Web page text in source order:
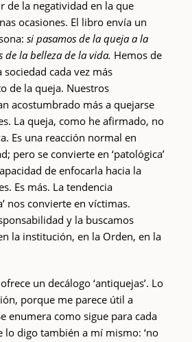
de la negatividad en la que
ocasiones. El libro envía un
si pasamos de la queja a la
la belleza de la vida. Hemos de
cada vez más
de la queja. Nuestros
acostumbrado más a quejarse
La queja, como he afirmado, no
Es una reacción normal en
pero se convierte en ‘patológica’
de enfocarla hacia la
Es más. La tendencia
nos convierte en víctimas.
y la buscamos
la institución, en la Orden, en la
un decálogo ‘antiquejas’. Lo
porque me parece útil a
enumera como sigue para cada
lo digo también a mí mismo: ‘no